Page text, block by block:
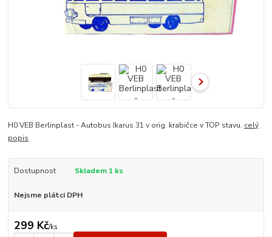
H0 VEB Berlinplast - Autobus Ikarus 31 v orig. krabičce v TOP stavu. celý
popis
Dostupnost Skladem 1 ks
Nejsme plátci DPH
299 Kč/ks